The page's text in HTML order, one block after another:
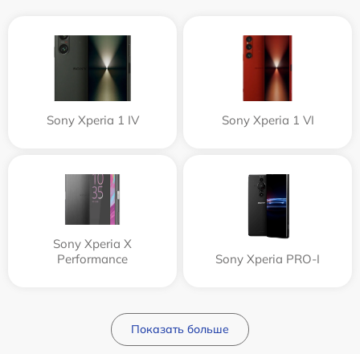
Sony Xperia 1 IV Sony Xperia 1 VI
Sony Xperia X
Performance
Sony Xperia PRO-I
Показать больше